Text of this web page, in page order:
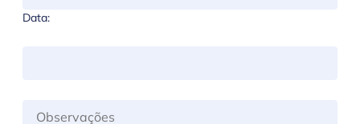
Data: